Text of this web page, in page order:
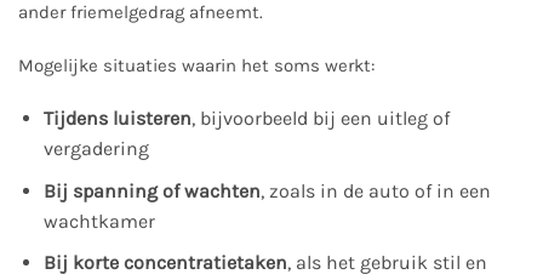
ander friemelgedrag afneemt.
Mogelijke situaties waarin het soms werkt:
Tijdens luisteren, bijvoorbeeld bij een uitleg of
vergadering
Bij spanning of wachten, zoals in de auto of in een
wachtkamer
Bij korte concentratietaken, als het gebruik stil en